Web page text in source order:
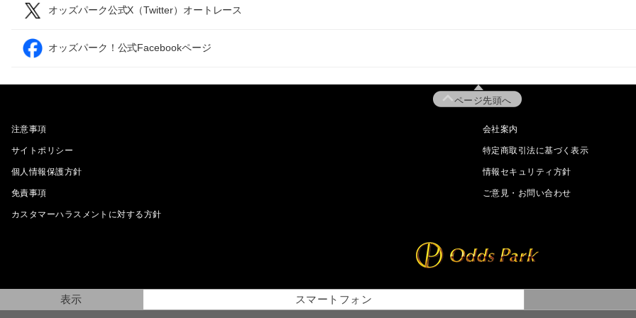
オッズパーク公式X（Twitter）オートレース
オッズパーク！公式Facebookページ
ページ先頭へ
注意事項 会社案内
サイトポリシー 特定商取引法に基づく表示
個人情報保護方針 情報セキュリティ方針
免責事項 ご意見・お問い合わせ
カスタマーハラスメントに対する方針
表示 スマートフォン